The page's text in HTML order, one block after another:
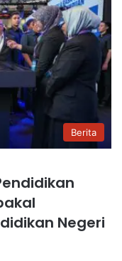
Berita
Negeri